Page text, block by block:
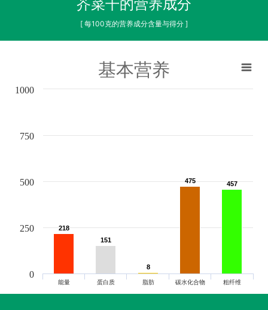
芥菜干的营养成分
[ 每100克的营养成分含量与得分 ]
基本营养
218
218
151
151
8
8
475
475 457
457
能量 蛋白质 脂肪 碳水化合物 粗纤维
0
250
500
750
1000